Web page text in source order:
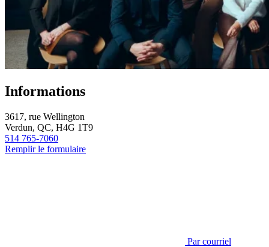
Informations
3617, rue Wellington
Verdun, QC, H4G 1T9
514 765-7060
Remplir le formulaire
Par courriel